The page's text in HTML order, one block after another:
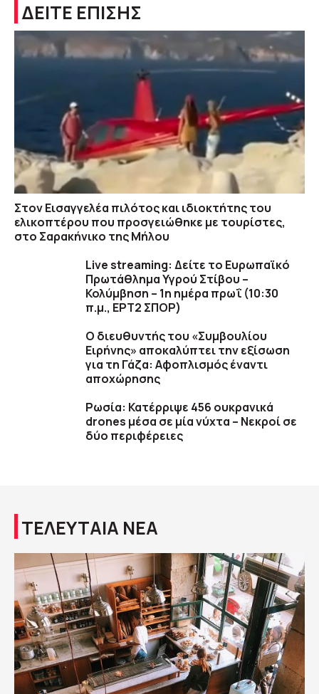
ΔΕΙΤΕ ΕΠΙΣΗΣ
Στον Εισαγγελέα πιλότος και ιδιοκτήτης του
ελικοπτέρου που προσγειώθηκε με τουρίστες,
στο Σαρακήνικο της Μήλου
Live streaming: Δείτε το Ευρωπαϊκό
Πρωτάθλημα Υγρού Στίβου –
Κολύμβηση – 1η ημέρα πρωΐ (10:30
π.μ., ΕΡΤ2 ΣΠΟΡ)
Ο διευθυντής του «Συμβουλίου
Ειρήνης» αποκαλύπτει την εξίσωση
για τη Γάζα: Αφοπλισμός έναντι
αποχώρησης
Ρωσία: Κατέρριψε 456 ουκρανικά
drones μέσα σε μία νύχτα – Νεκροί σε
δύο περιφέρειες
ΤΕΛΕΥΤΑΙΑ ΝΕΑ